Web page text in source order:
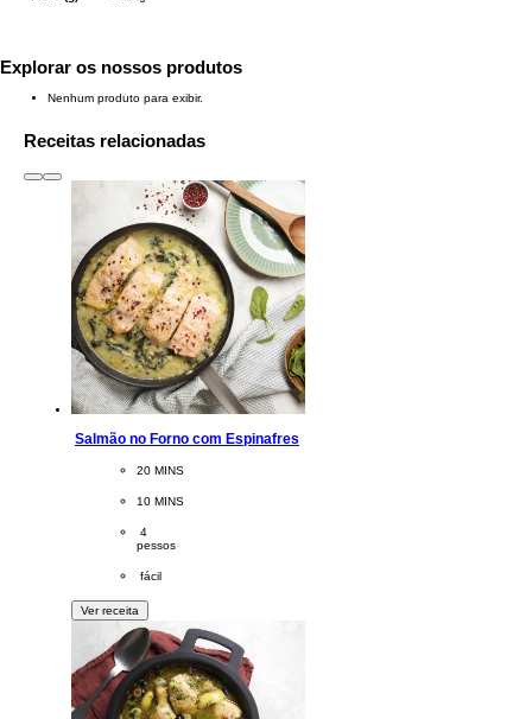
Explorar os nossos produtos
Nenhum produto para exibir.
Receitas relacionadas
Salmão no Forno com Espinafres
CookingTime
20 MINS
PreparationTime
10 MINS
Servings
4
pessos
Difficulty
fácil
Ver receita